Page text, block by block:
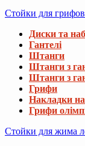
Стойки для
Диски та
Гантелі
Штанги
Штанги з
Штанги з
Грифи
Накладки
Грифи
Стойки для жима